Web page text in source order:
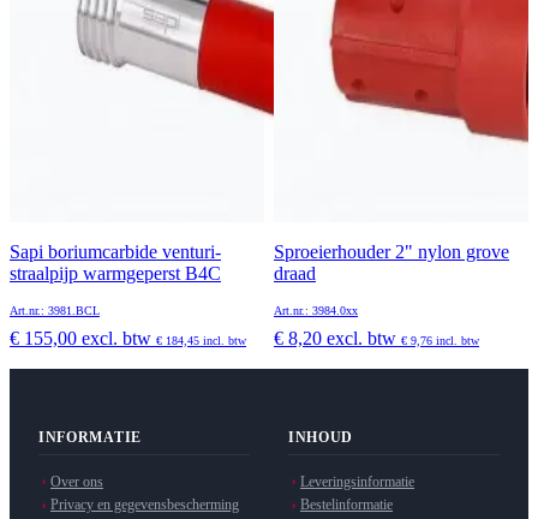
Sapi boriumcarbide venturi-
straalpijp warmgeperst B4C
Art.nr.: 3981.BCL
€ 155,00 excl. btw € 184,45 incl. btw
Sproeierhouder 2" nylon grove
draad
Art.nr.: 3984.0xx
€ 8,20 excl. btw € 9,76 incl. btw
INFORMATIE
Over ons
Privacy en gegevensbescherming
INHOUD
Leveringsinformatie
Bestelinformatie